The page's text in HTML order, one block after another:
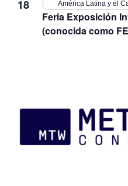
18
Feria Exposición
(conocida como
América Latina y el